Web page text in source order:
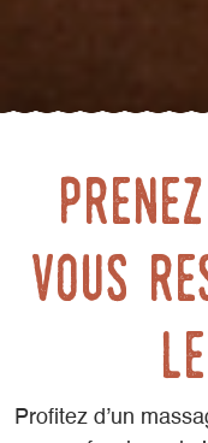
vous
Profitez d’un